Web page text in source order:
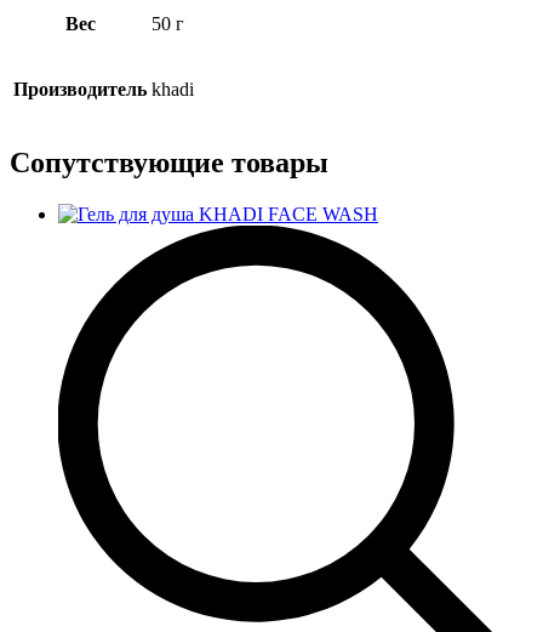
Вес 50 г
Производитель khadi
Сопутствующие товары